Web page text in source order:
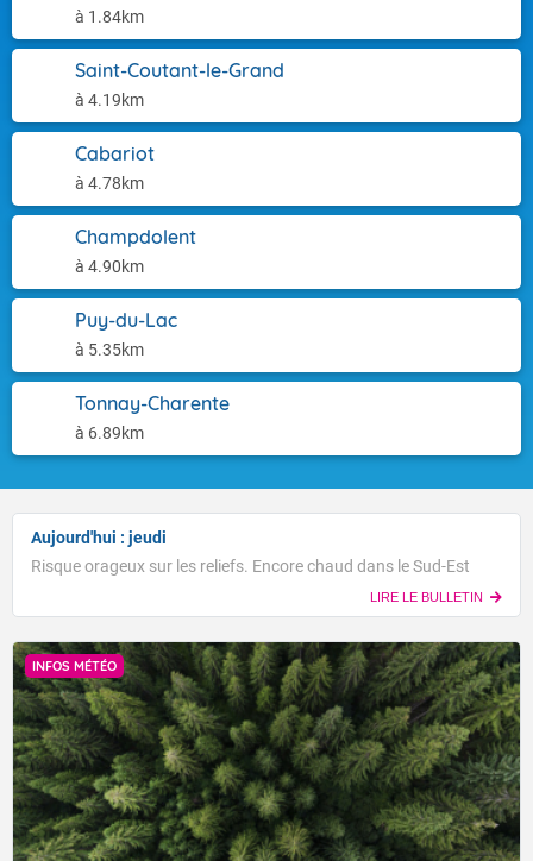
à 1.84km
Saint-Coutant-le-Grand
à 4.19km
Cabariot
à 4.78km
Champdolent
à 4.90km
Puy-du-Lac
à 5.35km
Tonnay-Charente
à 6.89km
Aujourd'hui : jeudi
Risque orageux sur les reliefs. Encore chaud dans le Sud-Est
LIRE LE BULLETIN
INFOS MÉTÉO